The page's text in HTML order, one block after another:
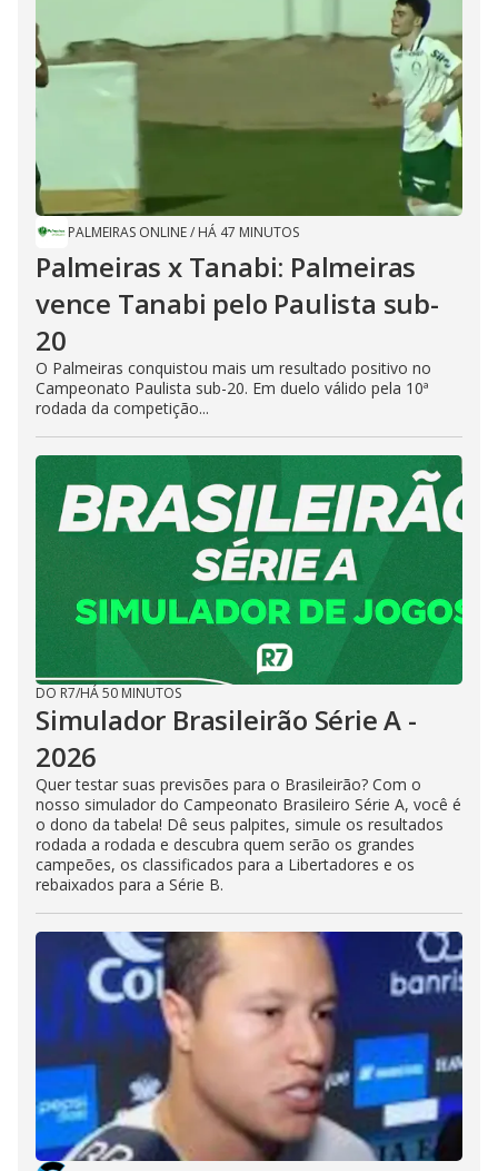
PALMEIRAS ONLINE/ HÁ 47 MINUTOS
Palmeiras x Tanabi: Palmeiras
vence Tanabi pelo Paulista sub-
20
O Palmeiras conquistou mais um resultado positivo no
Campeonato Paulista sub-20. Em duelo válido pela 10ª
rodada da competição...
DO R7/HÁ 50 MINUTOS
Simulador Brasileirão Série A -
2026
Quer testar suas previsões para o Brasileirão? Com o
nosso simulador do Campeonato Brasileiro Série A, você é
o dono da tabela! Dê seus palpites, simule os resultados
rodada a rodada e descubra quem serão os grandes
campeões, os classificados para a Libertadores e os
rebaixados para a Série B.